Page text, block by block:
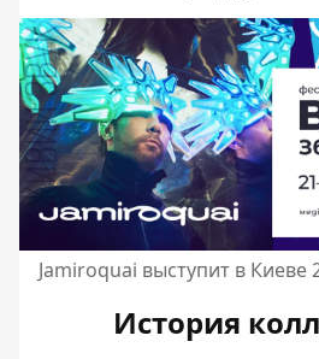
Jamiroquai выступит в Киеве
История